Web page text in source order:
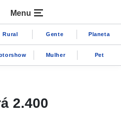
Menu
Rural Gente Planeta
Mulher Pet
2.400